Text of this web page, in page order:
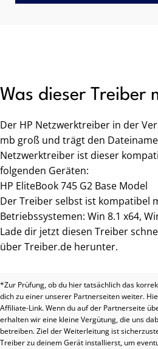
Was dieser Treiber
Der HP Netzwerktreiber in der
mb groß und trägt den
Netzwerktreiber ist dieser
folgenden Geräten:
HP EliteBook 745 G2 Base Model
Der Treiber selbst ist kompatibel
Betriebssystemen: Win 8.1 x64,
Lade dir jetzt diesen Treiber
über Treiber.de herunter.
*Zur Prüfung, ob du hier tatsächlich das
dich zu einer unserer Partnerseiten weiter.
Affiliate-Link. Wenn du auf der Partnerseite
erhalten wir eine kleine Vergütung, die uns
betreiben. Ziel der Weiterleitung ist
Treiber zu deinem Gerät installierst, um